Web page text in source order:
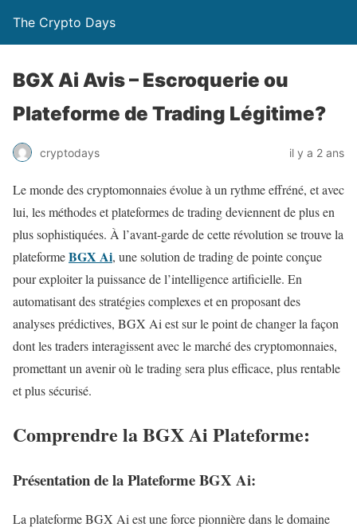
The Crypto Days
BGX Ai Avis – Escroquerie ou
Plateforme de Trading Légitime?
cryptodays il y a 2 ans
Le monde des cryptomonnaies évolue à un rythme effréné, et avec
lui, les méthodes et plateformes de trading deviennent de plus en
plus sophistiquées. À l’avant-garde de cette révolution se trouve la
plateformeBGX Ai, une solution de trading de pointe conçue
pour exploiter la puissance de l’intelligence artificielle. En
automatisant des stratégies complexes et en proposant des
analyses prédictives, BGX Ai est sur le point de changer la façon
dont les traders interagissent avec le marché des cryptomonnaies,
promettant un avenir où le trading sera plus efficace, plus rentable
et plus sécurisé.
Comprendre la BGX Ai Plateforme:
Présentation de la Plateforme BGX Ai:
La plateforme BGX Ai est une force pionnière dans le domaine